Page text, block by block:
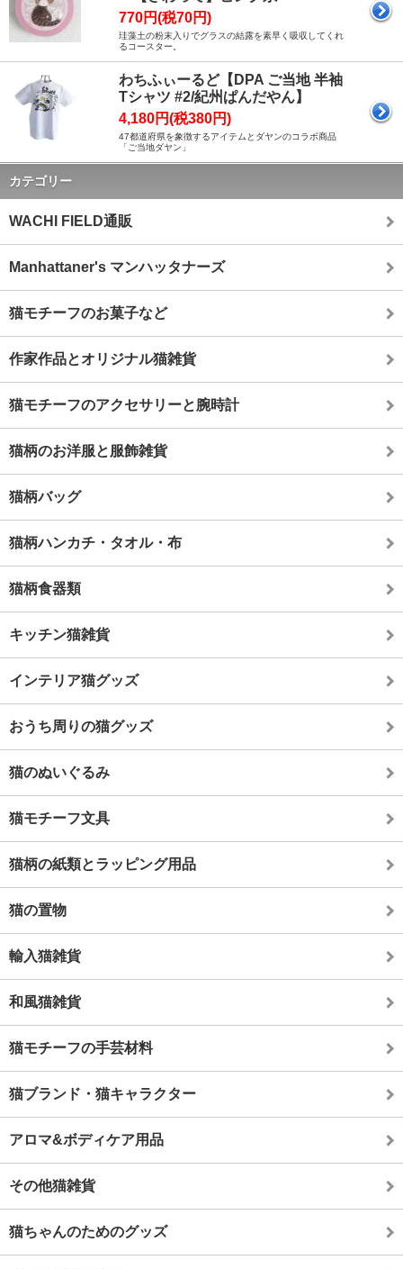
770円(税70円)
珪藻土の粉末入りでグラスの結露を素早く吸収してくれ
るコースター。
わちふぃーるど【DPA ご当地 半袖
Tシャツ #2/紀州ぱんだやん】
4,180円(税380円)
47都道府県を象徴するアイテムとダヤンのコラボ商品
「ご当地ダヤン」
カテゴリー
WACHI FIELD通販
Manhattaner's マンハッタナーズ
猫モチーフのお菓子など
作家作品とオリジナル猫雑貨
猫モチーフのアクセサリーと腕時計
猫柄のお洋服と服飾雑貨
猫柄バッグ
猫柄ハンカチ・タオル・布
猫柄食器類
キッチン猫雑貨
インテリア猫グッズ
おうち周りの猫グッズ
猫のぬいぐるみ
猫モチーフ文具
猫柄の紙類とラッピング用品
猫の置物
輸入猫雑貨
和風猫雑貨
猫モチーフの手芸材料
猫ブランド・猫キャラクター
アロマ&ボディケア用品
その他猫雑貨
猫ちゃんのためのグッズ